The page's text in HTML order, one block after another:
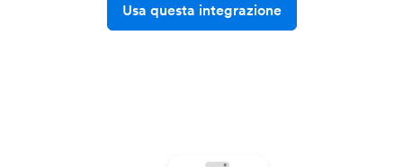
Usa questa integrazione